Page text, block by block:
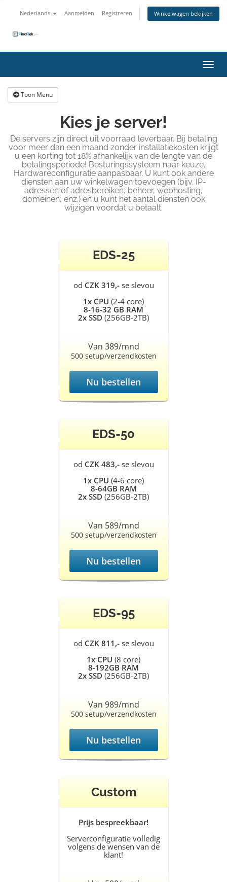
Nederlands Aanmelden Registreren Winkelwagen bekijken
Toon Menu
Kies je server!
De servers zijn direct uit voorraad leverbaar. Bij betaling
voor meer dan een maand zonder installatiekosten krijgt
u een korting tot 18% afhankelijk van de lengte van de
betalingsperiode! Besturingssysteem naar keuze.
Hardwareconfiguratie aanpasbaar. U kunt ook andere
diensten aan uw winkelwagen toevoegen (bijv. IP-
adressen of adresbereiken, beheer, webhosting,
domeinen, enz.) en u kunt het aantal diensten ook
wijzigen voordat u betaalt.
EDS-25
od CZK 319,-se slevou
1x CPU (2-4 core)
8-16-32 GB RAM
2x SSD (256GB-2TB)
Van 389/mnd
500 setup/verzendkosten
Nu bestellen
EDS-50
od CZK 483,-se slevou
1x CPU (4-6 core)
8-64GB RAM
2x SSD (256GB-2TB)
Van 589/mnd
500 setup/verzendkosten
Nu bestellen
EDS-95
od CZK 811,-se slevou
1x CPU (8 core)
8-192GB RAM
2x SSD (256GB-2TB)
Van 989/mnd
500 setup/verzendkosten
Nu bestellen
Custom
Prijs bespreekbaar!
Serverconfiguratie volledig
volgens de wensen van de
klant!